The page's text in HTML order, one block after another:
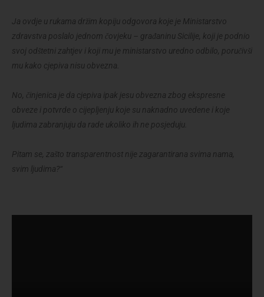
Ja ovdje u rukama držim kopiju odgovora koje je Ministarstvo
zdravstva poslalo jednom čovjeku – građaninu Sicilije, koji je podnio
svoj odštetni zahtjev i koji mu je ministarstvo uredno odbilo, poručivši
mu kako cjepiva nisu obvezna.
No, činjenica je da cjepiva ipak jesu obvezna zbog ekspresne
obveze i potvrde o cijepljenju koje su naknadno uvedene i koje
ljudima zabranjuju da rade ukoliko ih ne posjeduju.
Pitam se, zašto transparentnost nije zagarantirana svima nama,
svim ljudima?“